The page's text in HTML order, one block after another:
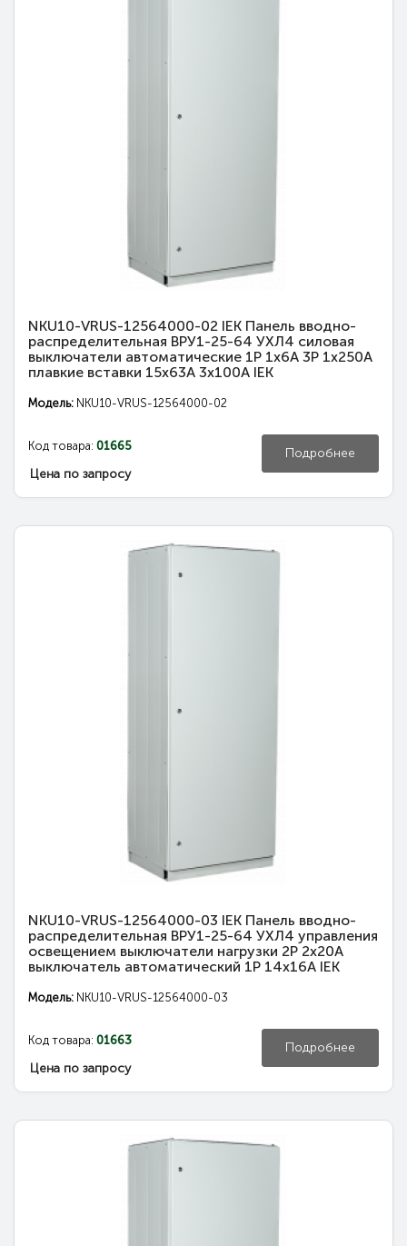
NKU10-VRUS-12564000-02 IEK Панель вводно-
распределительная ВРУ1-25-64 УХЛ4 силовая
выключатели автоматические 1Р 1х6А 3Р 1х250А
плавкие вставки 15х63А 3х100А IEK
Модель: NKU10-VRUS-12564000-02
Код товара: 01665
Цена по запросу
Подробнее
NKU10-VRUS-12564000-03 IEK Панель вводно-
распределительная ВРУ1-25-64 УХЛ4 управления
освещением выключатели нагрузки 2Р 2х20А
выключатель автоматический 1Р 14х16А IEK
Модель: NKU10-VRUS-12564000-03
Код товара: 01663
Цена по запросу
Подробнее